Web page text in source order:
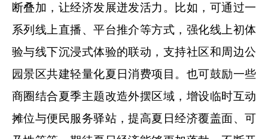
断叠加，让经济发展迸发活力。比如，可通过一
系列线上直播、平台推介等方式，强化线上初体
验与线下沉浸式体验的联动，支持社区和周边公
园景区共建轻量化夏日消费项目。也可鼓励一些
商圈结合夏季主题改造外摆区域，增设临时互动
摊位与便民服务驿站，提高夏日经济覆盖面、可